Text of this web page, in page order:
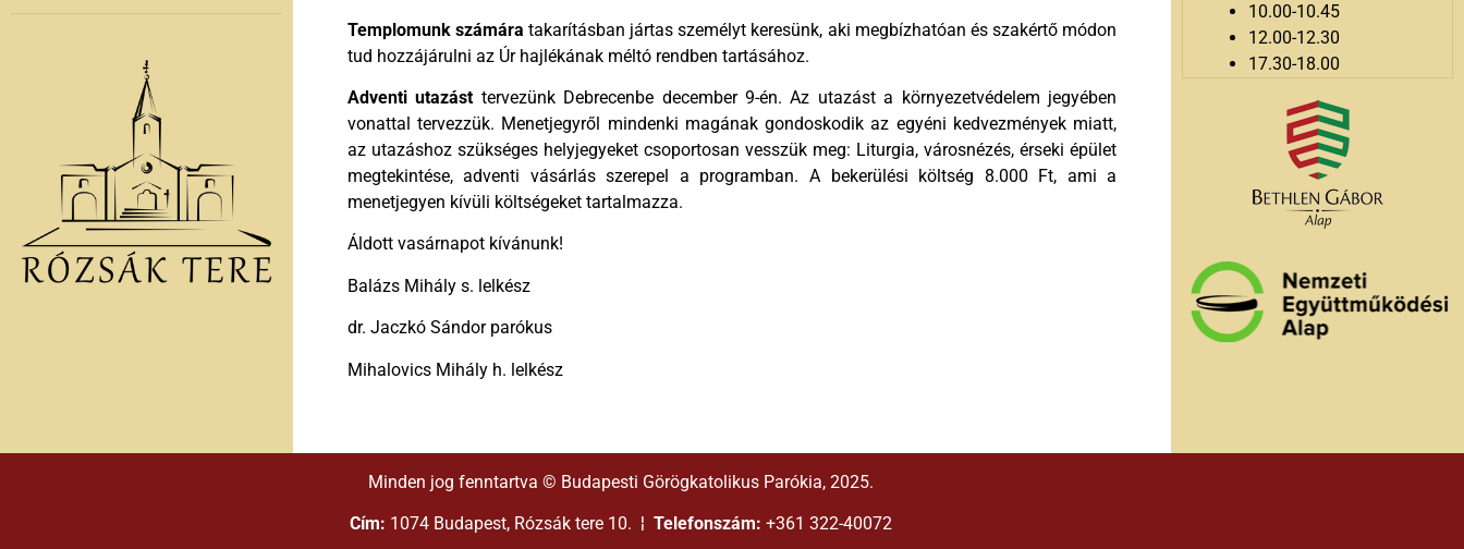
Templomunk számára takarításban jártas személyt keresünk, aki megbízhatóan és szakértő módon
tud hozzájárulni az Úr hajlékának méltó rendben tartásához.
Adventi utazást tervezünk Debrecenbe december 9-én. Az utazást a környezetvédelem jegyében
vonattal tervezzük. Menetjegyről mindenki magának gondoskodik az egyéni kedvezmények miatt,
az utazáshoz szükséges helyjegyeket csoportosan vesszük meg: Liturgia, városnézés, érseki épület
megtekintése, adventi vásárlás szerepel a programban. A bekerülési költség 8.000 Ft, ami a
menetjegyen kívüli költségeket tartalmazza.
Áldott vasárnapot kívánunk!
Balázs Mihály s. lelkész
dr. Jaczkó Sándor parókus
Mihalovics Mihály h. lelkész
10.00-10.45
12.00-12.30
17.30-18.00
Minden jog fenntartva © Budapesti Görögkatolikus Parókia, 2025.
Cím: 1074 Budapest, Rózsák tere 10. ¦ Telefonszám: +361 322-40072